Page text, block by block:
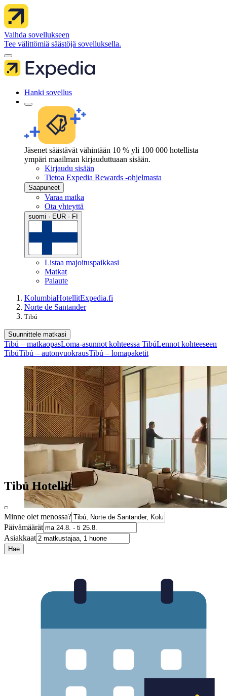
Vaihda sovellukseen
Tee välittömiä säästöjä sovelluksella.
Hanki sovellus
Jäsenet säästävät vähintään 10 % yli 100 000 hotellista
ympäri maailman kirjauduttuaan sisään.
Kirjaudu sisään
Tietoa Expedia Rewards -ohjelmasta
Saapuneet
Varaa matka
Ota yhteyttä
suomi · EUR · FI
Listaa majoituspaikkasi
Matkat
Palaute
KolumbiaHotellitExpedia.fi
Norte de Santander
Tibú
Suunnittele matkasi
Tibú – matkaopasLoma-asunnot kohteessa TibúLennot kohteeseen
TibúTibú – autonvuokrausTibú – lomapaketit
Tibú Hotellit
Minne olet menossa?
Päivämäärät
Asiakkaat
Hae